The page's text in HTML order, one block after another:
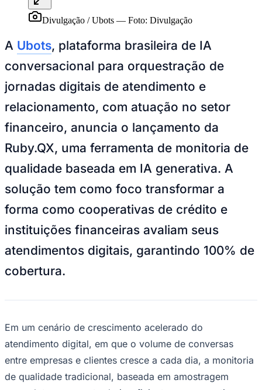
Ubots, plataforma brasileira de IA
conversacional para orquestração de
jornadas digitais de atendimento e
relacionamento, com atuação no setor
financeiro, anuncia o lançamento da
Ruby.QX, uma ferramenta de monitoria de
qualidade baseada em IA generativa. A
solução tem como foco transformar a
forma como cooperativas de crédito e
instituições financeiras avaliam seus
atendimentos digitais, garantindo 100% de
cobertura.
Em um cenário de crescimento acelerado do
entre empresas e clientes cresce a cada dia, a monitoria
de qualidade tradicional, baseada em amostragem
manual, tem se mostrado insuficiente para garantir
consistência, conformidade e qualidade. Com a